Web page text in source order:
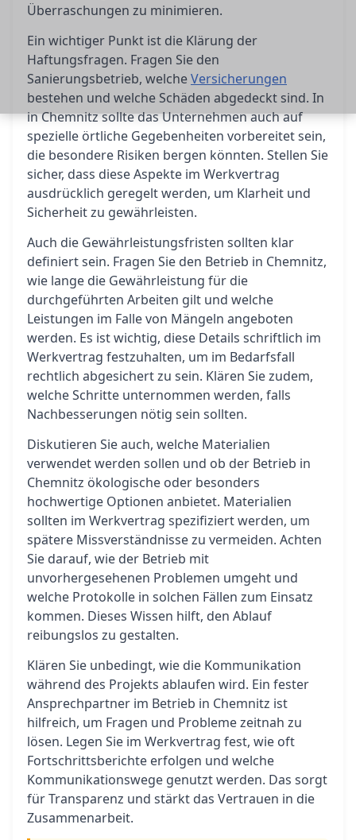
Überraschungen zu minimieren.
Ein wichtiger Punkt ist die Klärung der
Haftungsfragen. Fragen Sie den
Sanierungsbetrieb, welcheVersicherungen
bestehen und welche Schäden abgedeckt sind. In
in Chemnitz sollte das Unternehmen auch auf
spezielle örtliche Gegebenheiten vorbereitet sein,
die besondere Risiken bergen könnten. Stellen Sie
sicher, dass diese Aspekte im Werkvertrag
ausdrücklich geregelt werden, um Klarheit und
Sicherheit zu gewährleisten.
Auch die Gewährleistungsfristen sollten klar
definiert sein. Fragen Sie den Betrieb in Chemnitz,
wie lange die Gewährleistung für die
durchgeführten Arbeiten gilt und welche
Leistungen im Falle von Mängeln angeboten
werden. Es ist wichtig, diese Details schriftlich im
Werkvertrag festzuhalten, um im Bedarfsfall
rechtlich abgesichert zu sein. Klären Sie zudem,
welche Schritte unternommen werden, falls
Nachbesserungen nötig sein sollten.
Diskutieren Sie auch, welche Materialien
verwendet werden sollen und ob der Betrieb in
Chemnitz ökologische oder besonders
hochwertige Optionen anbietet. Materialien
sollten im Werkvertrag spezifiziert werden, um
spätere Missverständnisse zu vermeiden. Achten
Sie darauf, wie der Betrieb mit
unvorhergesehenen Problemen umgeht und
welche Protokolle in solchen Fällen zum Einsatz
kommen. Dieses Wissen hilft, den Ablauf
reibungslos zu gestalten.
Klären Sie unbedingt, wie die Kommunikation
während des Projekts ablaufen wird. Ein fester
Ansprechpartner im Betrieb in Chemnitz ist
hilfreich, um Fragen und Probleme zeitnah zu
lösen. Legen Sie im Werkvertrag fest, wie oft
Fortschrittsberichte erfolgen und welche
Kommunikationswege genutzt werden. Das sorgt
für Transparenz und stärkt das Vertrauen in die
Zusammenarbeit.